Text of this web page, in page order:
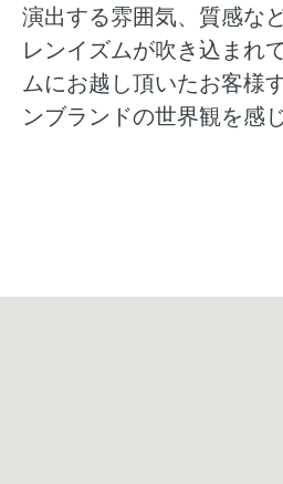
演出する雰囲気、質感な
レンイズムが吹き込まれ
ムにお越し頂いたお客様
ンブランドの世界観を感